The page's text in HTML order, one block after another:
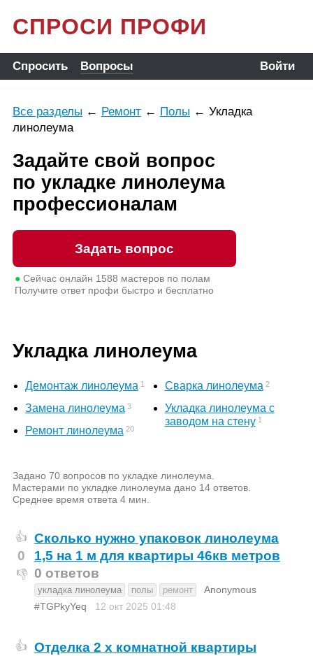
СПРОСИ ПРОФИ
Спросить Вопросы Войти
Все разделы ← Ремонт← Полы ← Укладка
линолеума
Задайте свой вопрос
по укладке линолеума
профессионалам
Задать вопрос
●Сейчас онлайн 1588 мастеров по полам
Получите ответ профи быстро и бесплатно
Укладка линолеума
Демонтаж линолеума 1
Замена линолеума 3
Ремонт линолеума 20
Сварка линолеума 2
Укладка линолеума с
заводом на стену 1
Задано 70 вопросов по укладке линолеума.
Мастерами по укладке линолеума дано 14 ответов.
Среднее время ответа 4 мин.
👍
0
👎
Сколько нужно упаковок линолеума
1,5 на 1 м для квартиры 46кв метров
0 ответов
укладка линолеума полы ремонт
Anonymous
#TGPkyYeq
12 окт 2025 01:48
👍 Отделка 2 х комнатной квартиры